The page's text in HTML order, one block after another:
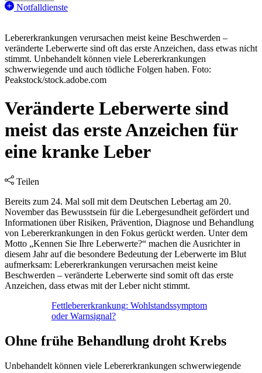
Notfalldienste
Lebererkrankungen verursachen meist keine Beschwerden –
veränderte Leberwerte sind oft das erste Anzeichen, dass etwas nicht
stimmt. Unbehandelt können viele Lebererkrankungen
schwerwiegende und auch tödliche Folgen haben. Foto:
Peakstock/stock.adobe.com
Veränderte Leberwerte sind
meist das erste Anzeichen für
eine kranke Leber
Teilen
Bereits zum 24. Mal soll mit dem Deutschen Lebertag am 20.
November das Bewusstsein für die Lebergesundheit gefördert und
Informationen über Risiken, Prävention, Diagnose und Behandlung
von Lebererkrankungen in den Fokus gerückt werden. Unter dem
Motto „Kennen Sie Ihre Leberwerte?“ machen die Ausrichter in
diesem Jahr auf die besondere Bedeutung der Leberwerte im Blut
aufmerksam: Lebererkrankungen verursachen meist keine
Beschwerden – veränderte Leberwerte sind somit oft das erste
Anzeichen, dass etwas mit der Leber nicht stimmt.
Fettlebererkrankung: Wohlstandssymptom
oder Warnsignal?
Ohne frühe Behandlung droht Krebs
Unbehandelt können viele Lebererkrankungen schwerwiegende